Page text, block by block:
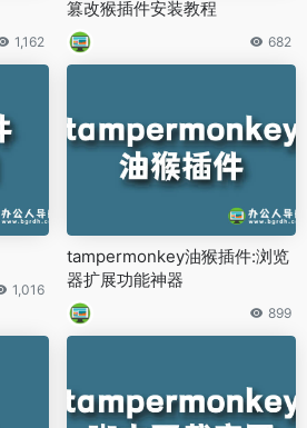
1,162
篡改猴插件安装教程
682
1,016
tampermonkey油猴插件:浏览
器扩展功能神器
899